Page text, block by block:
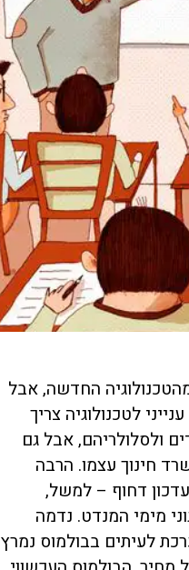
החדשה, אבל
לטכנולוגיה צריך
ולסלולריהם, אבל גם
חינוך עצמו. הרבה
דחוף – למשל,
מימי המנדט. נדמה
לעיתים בבולמוס נמרץ